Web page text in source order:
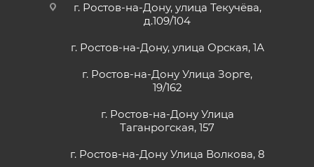
г. Ростов-на-Дону, улица Текучёва,
д.109/104
г. Ростов-на-Дону, улица Орская, 1А
г. Ростов-на-Дону Улица Зорге,
19/162
г. Ростов-на-Дону Улица
Таганрогская, 157
г. Ростов-на-Дону Улица Волкова, 8